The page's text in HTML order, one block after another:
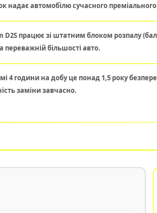
надає автомобілю сучасного
D2S працює зі штатним блоком розпалу
більшості авто.
4 години на добу це понад 1,5 року
заміни завчасно.